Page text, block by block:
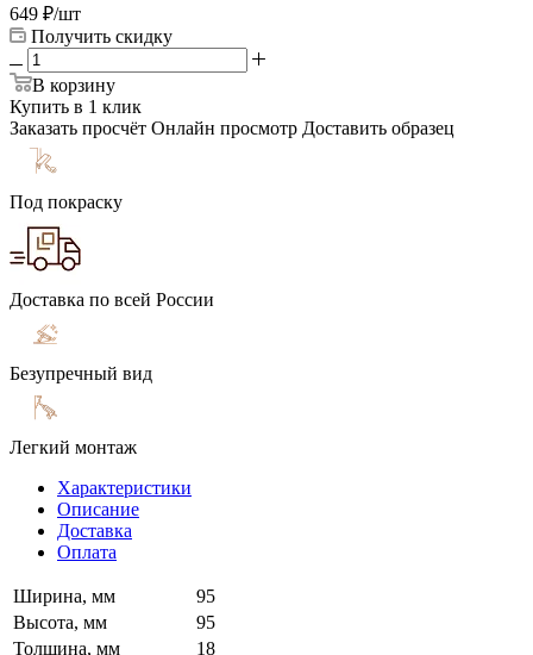
649 ₽/шт
Получить скидку
В корзину
Купить в 1 клик
Заказать просчёт Онлайн просмотр Доставить образец
Под покраску
Доставка по всей России
Безупречный вид
Легкий монтаж
Характеристики
Описание
Доставка
Оплата
Ширина, мм
95
Высота, мм
95
Толщина, мм
18